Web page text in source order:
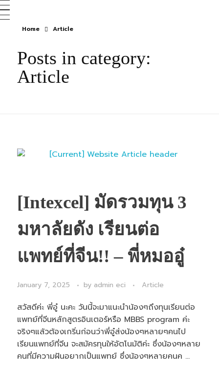
Home Article
Posts in category:
Article
[Intexcel] มัดรวมทุน 3
มหาลัยดัง เรียนต่อ
แพทย์ที่จีน!! – พี่หมออู๋
January 7, 2025 by admin eci Article
สวัสดีค่ะ พี่อู๋ นะคะ วันนี้จะมาแนะนำน้องๆถึงทุนเรียนต่อ
แพทย์ที่จีนหลักสูตรอินเตอร์หรือ MBBS program ค่ะ
จริงๆแล้วต้องเกริ่นก่อนว่าพี่อู๋ส่งน้องๆหลายๆคนไป
เรียนแพทย์ที่จีน จะสมัครทุนให้อัตโนมัติค่ะ ซึ่งน้องๆหลาย
คนที่มีความฝันอยากเป็นแพทย์ ซึ่งน้องๆหลายคนค ...